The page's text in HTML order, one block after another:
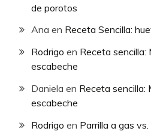
de porotos
Ana en Receta Sencilla:
Rodrigo en Receta sencilla:
escabeche
Daniela en Receta sencilla:
escabeche
Rodrigo en Parrilla a gas